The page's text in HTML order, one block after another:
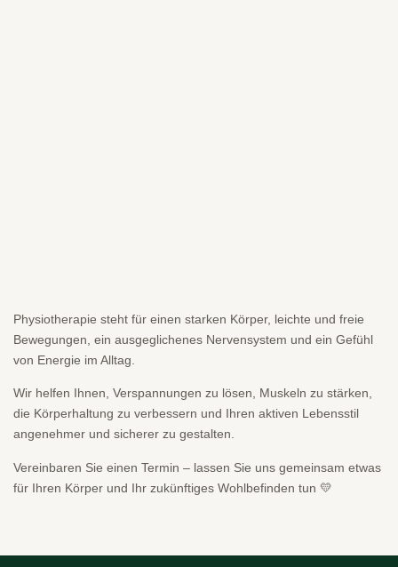
Physiotherapie steht für einen starken Körper, leichte und freie
Bewegungen, ein ausgeglichenes Nervensystem und ein Gefühl
von Energie im Alltag.
Wir helfen Ihnen, Verspannungen zu lösen, Muskeln zu stärken,
die Körperhaltung zu verbessern und Ihren aktiven Lebensstil
angenehmer und sicherer zu gestalten.
Vereinbaren Sie einen Termin – lassen Sie uns gemeinsam etwas
für Ihren Körper und Ihr zukünftiges Wohlbefinden tun 💛